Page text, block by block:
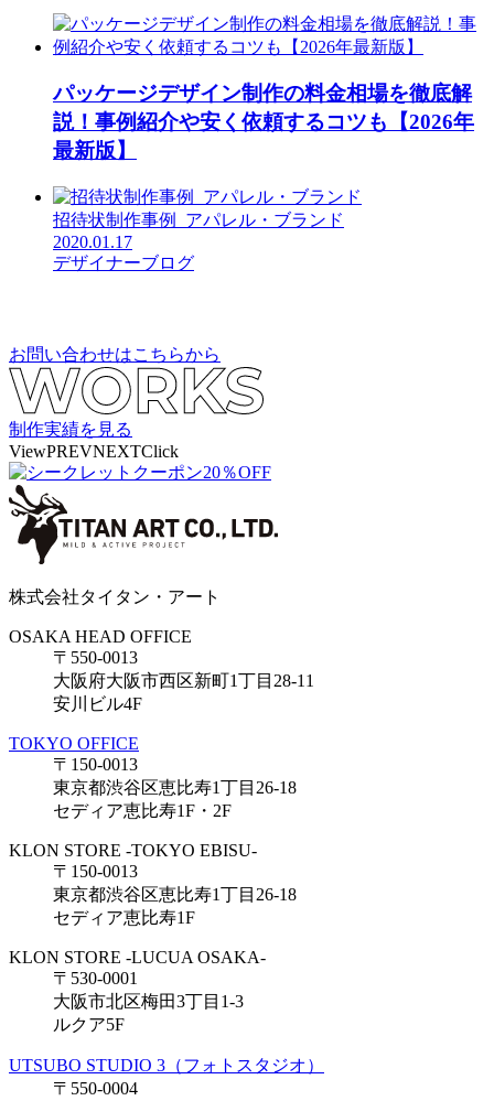
パッケージデザイン制作の料金相場を徹底解
説！事例紹介や安く依頼するコツも【2026年
最新版】
招待状制作事例_アパレル・ブランド
2020.01.17
デザイナーブログ
お問い合わせはこちらから
制作実績を見る
ViewPREVNEXTClick
株式会社タイタン・アート
OSAKA HEAD OFFICE
〒550-0013
大阪府大阪市西区新町1丁目28-11
安川ビル4F
TOKYO OFFICE
〒150-0013
東京都渋谷区恵比寿1丁目26-18
セディア恵比寿1F・2F
KLON STORE -TOKYO EBISU-
〒150-0013
東京都渋谷区恵比寿1丁目26-18
セディア恵比寿1F
KLON STORE -LUCUA OSAKA-
〒530-0001
大阪市北区梅田3丁目1-3
ルクア5F
UTSUBO STUDIO 3（フォトスタジオ）
〒550-0004